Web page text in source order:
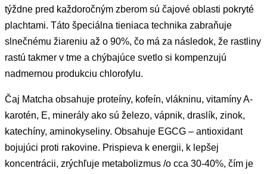
týždne pred každoročným zberom sú čajové oblasti pokryté
plachtami. Táto špeciálna tieniaca technika zabraňuje
slnečnému žiareniu až o 90%, čo má za následok, že rastliny
rastú takmer v tme a chýbajúce svetlo si kompenzujú
nadmernou produkciu chlorofylu.
Čaj Matcha obsahuje proteíny, kofeín, vlákninu, vitamíny A-
karotén, E, minerály ako sú železo, vápnik, draslík, zinok,
katechíny, aminokyseliny. Obsahuje EGCG – antioxidant
bojujúci proti rakovine. Prispieva k energii, k lepšej
koncentrácii, zrýchľuje metabolizmus /o cca 30-40%, čím je